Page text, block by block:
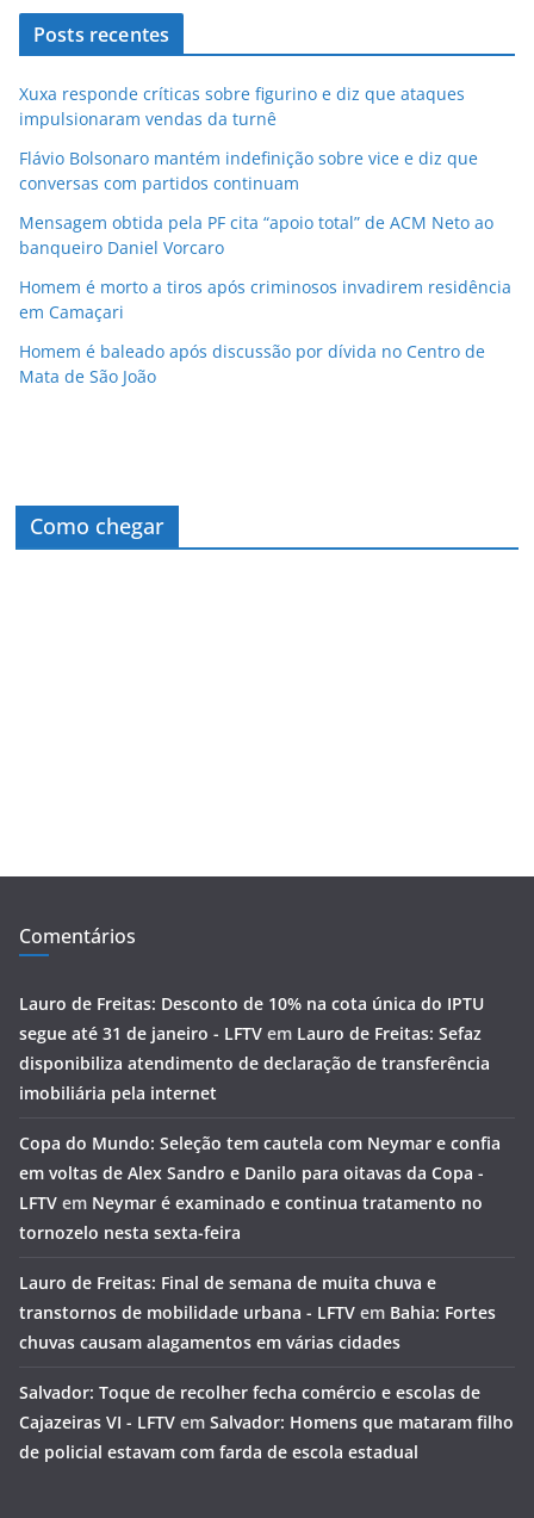
Posts recentes
Xuxa responde críticas sobre figurino e diz que ataques
impulsionaram vendas da turnê
Flávio Bolsonaro mantém indefinição sobre vice e diz que
conversas com partidos continuam
Mensagem obtida pela PF cita “apoio total” de ACM Neto ao
banqueiro Daniel Vorcaro
Homem é morto a tiros após criminosos invadirem residência
em Camaçari
Homem é baleado após discussão por dívida no Centro de
Mata de São João
Como chegar
Comentários
Lauro de Freitas: Desconto de 10% na cota única do IPTU
segue até 31 de janeiro - LFTV em Lauro de Freitas: Sefaz
disponibiliza atendimento de declaração de transferência
imobiliária pela internet
Copa do Mundo: Seleção tem cautela com Neymar e confia
em voltas de Alex Sandro e Danilo para oitavas da Copa -
LFTV em Neymar é examinado e continua tratamento no
tornozelo nesta sexta-feira
Lauro de Freitas: Final de semana de muita chuva e
transtornos de mobilidade urbana - LFTV em Bahia: Fortes
chuvas causam alagamentos em várias cidades
Salvador: Toque de recolher fecha comércio e escolas de
Cajazeiras VI - LFTV em Salvador: Homens que mataram filho
de policial estavam com farda de escola estadual